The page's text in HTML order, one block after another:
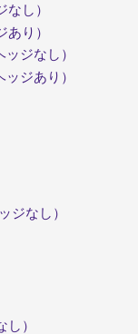
し）
り）
ジなし）
ジあり）
ジなし）
）